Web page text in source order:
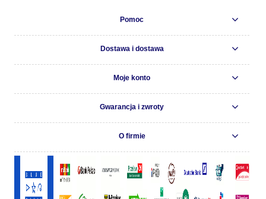
Pomoc
Dostawa i dostawa
Moje konto
Gwarancja i zwroty
O firmie